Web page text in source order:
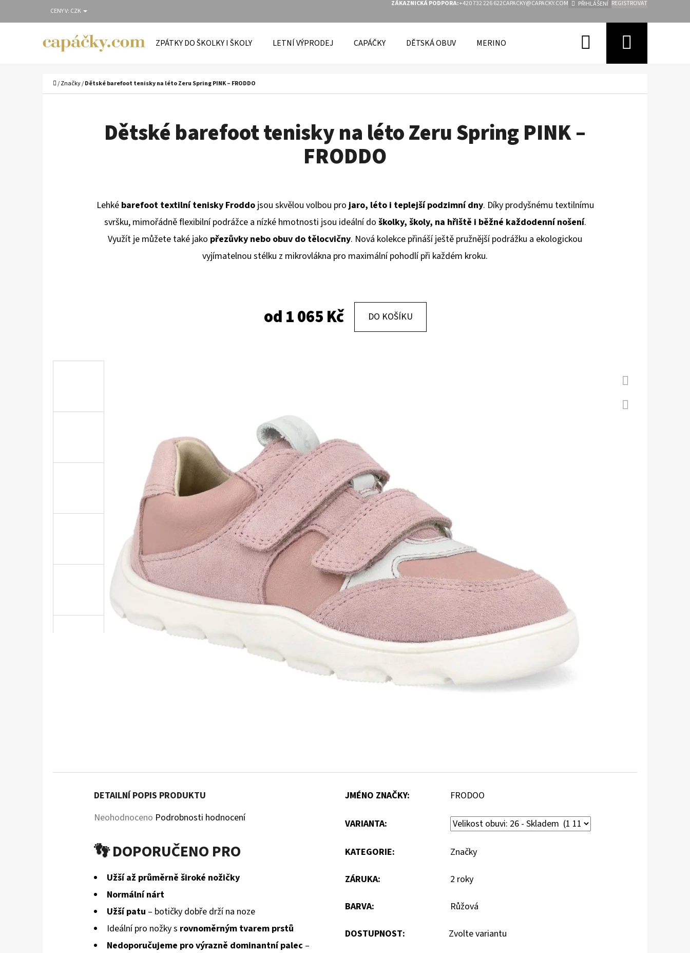
na
CENY V: CZK
ZÁKAZNICKÁ PODPORA:+420 732 226 622CAPACKY@CAPACKY.COM PŘIHLÁŠENÍ REGISTROVAT
ZPÁTKY DO ŠKOLKY I ŠKOLY LETNÍ VÝPRODEJ CAPÁČKY DĚTSKÁ OBUV MERINO Hledat
Domů
/Značky/Dětské barefoot tenisky na léto Zeru Spring PINK – FRODDO
Dětské barefoot tenisky na léto Zeru Spring PINK –
FRODDO
Lehké barefoot textilní tenisky Froddojsou skvělou volbou projaro, léto i teplejší podzimní dny. Díky prodyšnému textilnímu
svršku, mimořádně flexibilní podrážce a nízké hmotnosti jsou ideální do školky, školy, na hřiště i běžné každodenní nošení.
Využít je můžete také jako přezůvky nebo obuv do tělocvičny. Nová kolekce přináší ještě pružnější podrážku a ekologickou
vyjímatelnou stélku z mikrovlákna pro maximální pohodlí při každém kroku.
od1 065 Kč DO KOŠÍKU
Facebook
DETAILNÍ POPIS PRODUKTU
Průměrné
produktu
hvězdiček.
Neohodnoceno Podrobnosti hodnocení
👣 DOPORUČENO PRO
Užší až průměrně široké nožičky
Normální nárt
Užší patu – botičky dobře drží na noze
Ideální pro nožky s rovnoměrným tvarem prstů
Nedoporučujeme pro výrazně dominantní palec –
JMÉNO ZNAČKY: FRODOO
VARIANTA:
KATEGORIE: Značky
ZÁRUKA: 2 roky
BARVA: Růžová
DOSTUPNOST: Zvolte variantu
O
Zpět
do
Zpět
do
DOPORUČUJEME
KOŽENÉ CAPÁČKY S KOŽENOU PODRÁŽKOU KOŽENÉ CAPÁČKY S KOŽENOU PODRÁŽKOU